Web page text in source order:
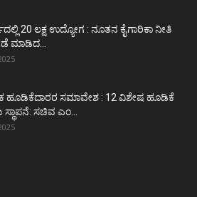
20 ಲಕ್ಷ ಉದ್ಯೋಗ : ನೂತನ ಕೈಗಾರಿಕಾ ನೀತಿ
ಮಾಡಿದ...
ಹೂಡಿಕೆದಾರರ ಸಮಾವೇಶ : 12 ವಿಶೇಷ ಹೂಡಿಕೆ
ಸಚಿವ ಎಂ...